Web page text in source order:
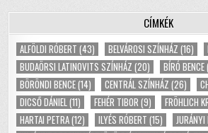
CÍMKÉK
ALFÖLDI RÓBERT (43) BELVÁROSI SZÍNHÁZ (16)
BUDAÖRSI LATINOVITS SZÍNHÁZ (20) BÍRÓ BENCE
BÖRÖNDI BENCE(14) CENTRÁL SZÍNHÁZ (26)
DICSŐ DÁNIEL(11) FEHÉR TIBOR (9) FRÖHLICH
HARTAI PETRA(12) ILYÉS RÓBERT (15) JURÁNYI